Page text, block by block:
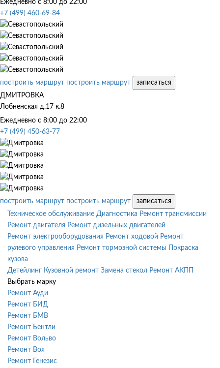
Ежедневно с 8:00 до 22:00
+7 (499) 460-69-84
построить маршрут построить маршрут
записаться
ДМИТРОВКА
Лобненская д.17 к.8
Ежедневно с 8:00 до 22:00
+7 (499) 450-63-77
построить маршрут построить маршрут
записаться
Техническое обслуживание Диагностика Ремонт трансмиссии
Ремонт двигателя Ремонт дизельных двигателей
Ремонт электрооборудования Ремонт ходовой Ремонт
рулевого управления Ремонт тормозной системы
Покраска
кузова
Детейлинг Кузовной ремонт Замена стекол Ремонт АКПП
Выбрать марку
Ремонт Ауди
Ремонт БИД
Ремонт БМВ
Ремонт Бентли
Ремонт Вольво
Ремонт Воя
Ремонт Генезис